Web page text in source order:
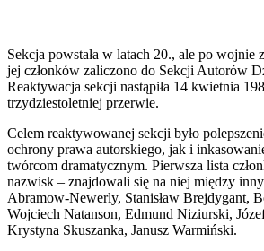
Sekcja powstała w latach 20., ale po wojnie
jej członków zaliczono do Sekcji Autorów
Reaktywacja sekcji nastąpiła 14 kwietnia
trzydziestoletniej przerwie.
Celem reaktywowanej sekcji było
ochrony prawa autorskiego, jak i
twórcom dramatycznym. Pierwsza lista
nazwisk – znajdowali się na niej między
Abramow-Newerly, Stanisław Brejdygant,
Wojciech Natanson, Edmund Niziurski,
Krystyna Skuszanka, Janusz Warmiński.